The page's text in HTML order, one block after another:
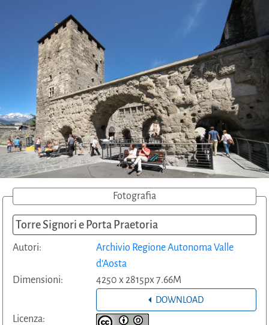
Fotografia
Torre Signori e Porta Praetoria
Autori:
Archivio Regione Autonoma Valle
d'Aosta
Dimensioni:
4250 x 2815px 7.66M
DOWNLOAD
Licenza: